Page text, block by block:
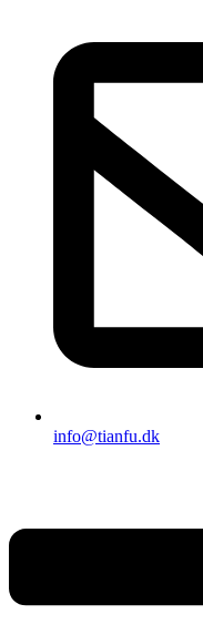
info@tianfu.dk